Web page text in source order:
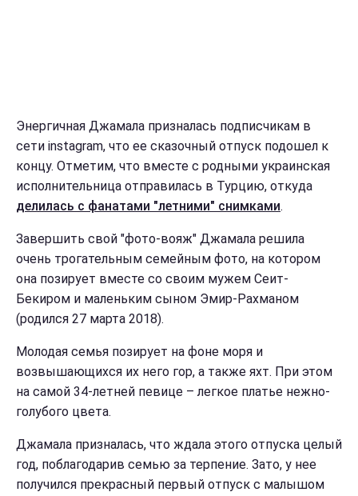
Энергичная Джамала призналась подписчикам в
сети instagram, что ее сказочный отпуск подошел к
концу. Отметим, что вместе с родными украинская
исполнительница отправилась в Турцию, откуда
делилась с фанатами "летними" снимками.
Завершить свой "фото-вояж" Джамала решила
очень трогательным семейным фото, на котором
она позирует вместе со своим мужем Сеит-
Бекиром и маленьким сыном Эмир-Рахманом
(родился 27 марта 2018).
Молодая семья позирует на фоне моря и
возвышающихся их него гор, а также яхт. При этом
на самой 34-летней певице – легкое платье нежно-
голубого цвета.
Джамала призналась, что ждала этого отпуска целый
год, поблагодарив семью за терпение. Зато, у нее
получился прекрасный первый отпуск с малышом